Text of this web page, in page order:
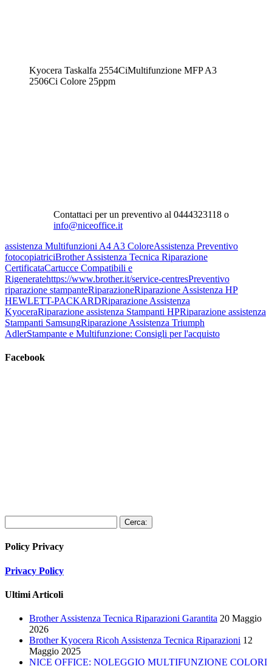
Kyocera Taskalfa 2554CiMultifunzione MFP A3
2506Ci Colore 25ppm
Contattaci per un preventivo al 0444323118 o
info@niceoffice.it
assistenza Multifunzioni A4 A3 ColoreAssistenza Preventivo
fotocopiatriciBrother Assistenza Tecnica Riparazione
CertificataCartucce Compatibili e
Rigeneratehttps://www.brother.it/service-centresPreventivo
riparazione stampanteRiparazioneRiparazione Assistenza HP
HEWLETT-PACKARDRiparazione Assistenza
KyoceraRiparazione assistenza Stampanti HPRiparazione assistenza
Stampanti SamsungRiparazione Assistenza Triumph
AdlerStampante e Multifunzione: Consigli per l'acquisto
Facebook
Cerca:
Policy Privacy
Privacy Policy
Ultimi Articoli
Brother Assistenza Tecnica Riparazioni Garantita 20 Maggio
2026
Brother Kyocera Ricoh Assistenza Tecnica Riparazioni 12
Maggio 2025
NICE OFFICE: NOLEGGIO MULTIFUNZIONE COLORI